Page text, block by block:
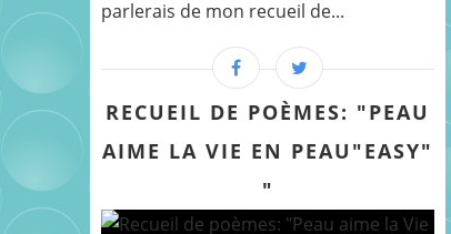
parlerais de mon recueil de...
RECUEIL DE POÈMES: "PEAU
AIME LA VIE EN PEAU"EASY"
"